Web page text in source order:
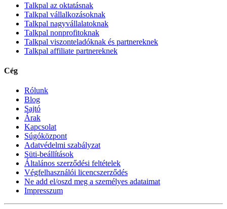
Talkpal az oktatásnak
Talkpal vállalkozásoknak
Talkpal nagyvállalatoknak
Talkpal nonprofitoknak
Talkpal viszonteladóknak és partnereknek
Talkpal affiliate partnereknek
Cég
Rólunk
Blog
Sajtó
Árak
Kapcsolat
Súgóközpont
Adatvédelmi szabályzat
Süti-beállítások
Általános szerződési feltételek
Végfelhasználói licencszerződés
Ne add el/oszd meg a személyes adataimat
Impresszum